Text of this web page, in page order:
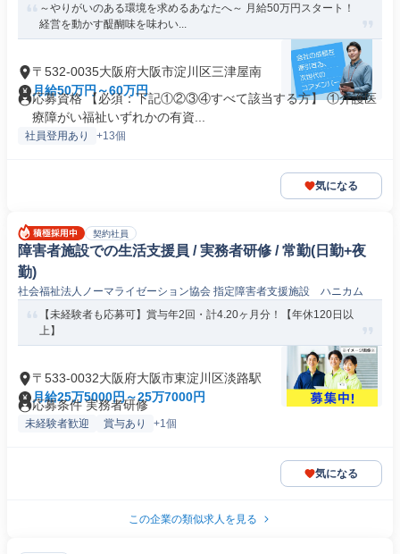
～やりがいのある環境を求めるあなたへ～ 月給50万円スタート！
経営を動かす醍醐味を味わい...
〒532-0035大阪府大阪市淀川区三津屋南
月給50万円～60万円
応募資格 【必須：下記①②③④すべて該当する方】 ①介護医
療障がい福祉いずれかの有資...
社員登用あり +13個
気になる
契約社員
障害者施設での生活支援員 / 実務者研修 / 常勤(日勤+夜
勤)
社会福祉法人ノーマライゼーション協会 指定障害者支援施設 ハニカム
【未経験者も応募可】賞与年2回・計4.20ヶ月分！【年休120日以
上】
〒533-0032大阪府大阪市東淀川区淡路駅
月給25万5000円～25万7000円
応募条件 実務者研修
未経験者歓迎 賞与あり +1個
気になる
この企業の類似求人を見る